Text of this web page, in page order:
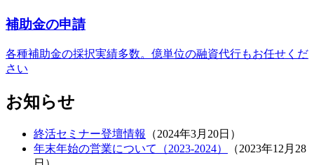
補助金の申請
各種補助金の採択実績多数。億単位の融資代行もお任せくだ
さい
お知らせ
終活セミナー登壇情報 （2024年3月20日 ）
年末年始の営業について（2023-2024）
（2023年12月28